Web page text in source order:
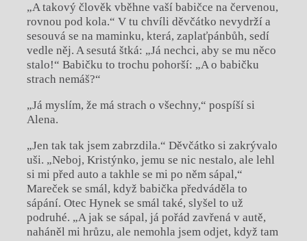
„A takový člověk vběhne vaší babičce na červenou,
rovnou pod kola.“ V tu chvíli děvčátko nevydrží a
sesouvá se na maminku, která, zaplaťpánbůh, sedí
vedle něj. A sesutá štká: „Já nechci, aby se mu něco
stalo!“ Babičku to trochu pohorší: „A o babičku
strach nemáš?“
„Já myslím, že má strach o všechny,“ pospíší si
Alena.
„Jen tak tak jsem zabrzdila.“ Děvčátko si zakrývalo
uši. „Neboj, Kristýnko, jemu se nic nestalo, ale lehl
si mi před auto a takhle se mi po něm sápal,“
Mareček se smál, když babička předváděla to
sápání. Otec Hynek se smál také, slyšel to už
podruhé. „A jak se sápal, já pořád zavřená v autě,
naháněl mi hrůzu, ale nemohla jsem odjet, když tam